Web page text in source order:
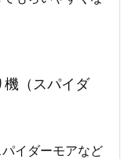
（スパイダ
イダーモアなど